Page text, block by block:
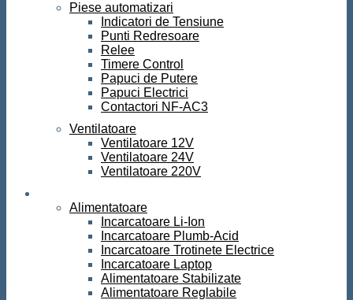
Piese automatizari
Indicatori de Tensiune
Punti Redresoare
Relee
Timere Control
Papuci de Putere
Papuci Electrici
Contactori NF-AC3
Ventilatoare
Ventilatoare 12V
Ventilatoare 24V
Ventilatoare 220V
Alimentatoare
Incarcatoare Li-Ion
Incarcatoare Plumb-Acid
Incarcatoare Trotinete Electrice
Incarcatoare Laptop
Alimentatoare Stabilizate
Alimentatoare Reglabile